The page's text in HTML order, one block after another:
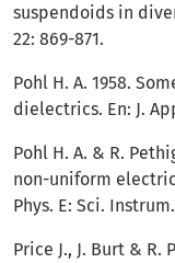
suspendoids in
22: 869-871.
Pohl H. A. 1958.
dielectrics. En: J.
Pohl H. A. & R.
non-uniform
Phys. E: Sci.
Price J., J. Burt &